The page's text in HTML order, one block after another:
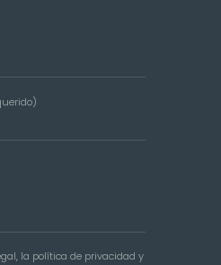
, la política de privacidad y